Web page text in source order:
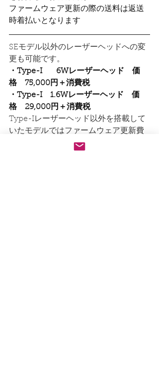
​ファームウェア更新の際の送料は返送
時着払いとなります
SEモデル以外のレーザーヘッドへの変
更も可能です。
・Type-I　   6Wレーザーヘッド　価
格　75,000円＋消費税
・Type-I　1.6Wレーザーヘッド　価
格　29,000円＋消費税
Type-Iレーザーヘッド以外を搭載して
いたモデルではファームウェア更新費
用等が別途かかります。